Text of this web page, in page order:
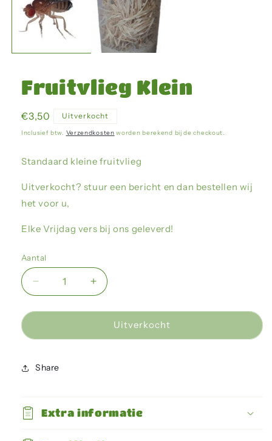
Fruitvlieg Klein
Normale
prijs
€3,50 Uitverkocht
Inclusief btw. Verzendkosten worden berekend bij de checkout.
Standaard kleine fruitvlieg
Uitverkocht? stuur een bericht en dan bestellen wij
het voor u,
Elke Vrijdag vers bij ons geleverd!
Aantal
Aantal
verlagen
voor
Klein
Aantal
verhogen
voor
Fruitvlieg
Klein
Uitverkocht
Share
Extra informatie